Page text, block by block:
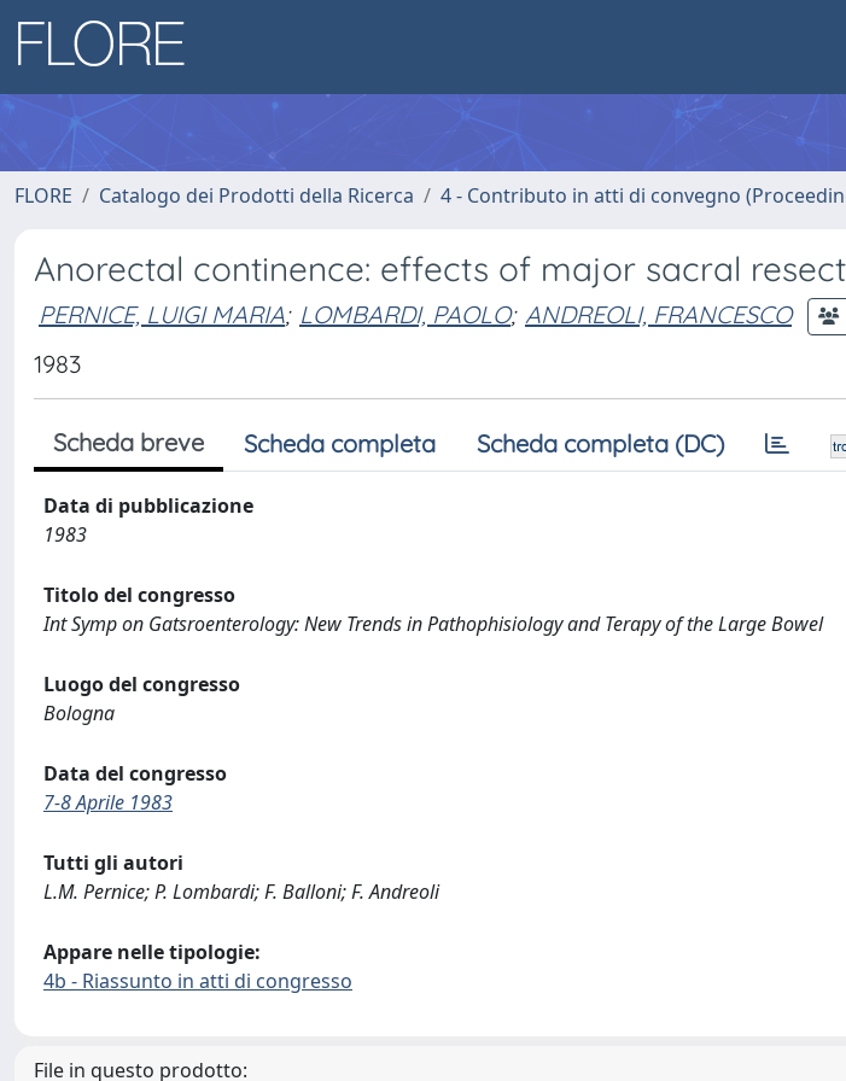
FLORE Catalogo dei Prodotti della Ricerca 4 - Contributo in atti di convegno
Anorectal continence: effects of major sacral
PERNICE, LUIGI MARIA; LOMBARDI, PAOLO; ANDREOLI, FRANCESCO
1983
Scheda breve Scheda completa Scheda completa (DC)
Data di pubblicazione
1983
Titolo del congresso
Int Symp on Gatsroenterology: New Trends in Pathophisiology and Terapy of the Large Bowel
Luogo del congresso
Bologna
Data del congresso
7-8 Aprile 1983
Tutti gli autori
L.M. Pernice; P. Lombardi; F. Balloni; F. Andreoli
Appare nelle tipologie:
4b - Riassunto in atti di congresso
File in questo prodotto: